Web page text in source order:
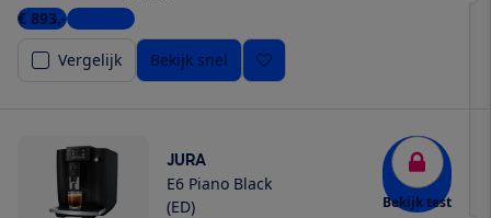
€ 893,-6 winkels
Vergelijk
Bekijk snel
JURA
E6 Piano Black
(ED)
Bekijk test